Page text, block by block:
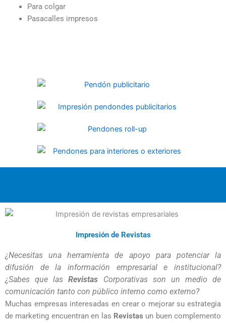
Para colgar
Pasacalles impresos
Impresión de Revistas
¿Necesitas una herramienta de apoyo para potenciar la
difusión de la información empresarial e institucional?
¿Sabes que las Revistas Corporativas son un medio de
comunicación tanto con público interno como externo?
Muchas empresas interesadas en crear o mejorar su estrategia
de marketing encuentran en las Revistas un buen complemento